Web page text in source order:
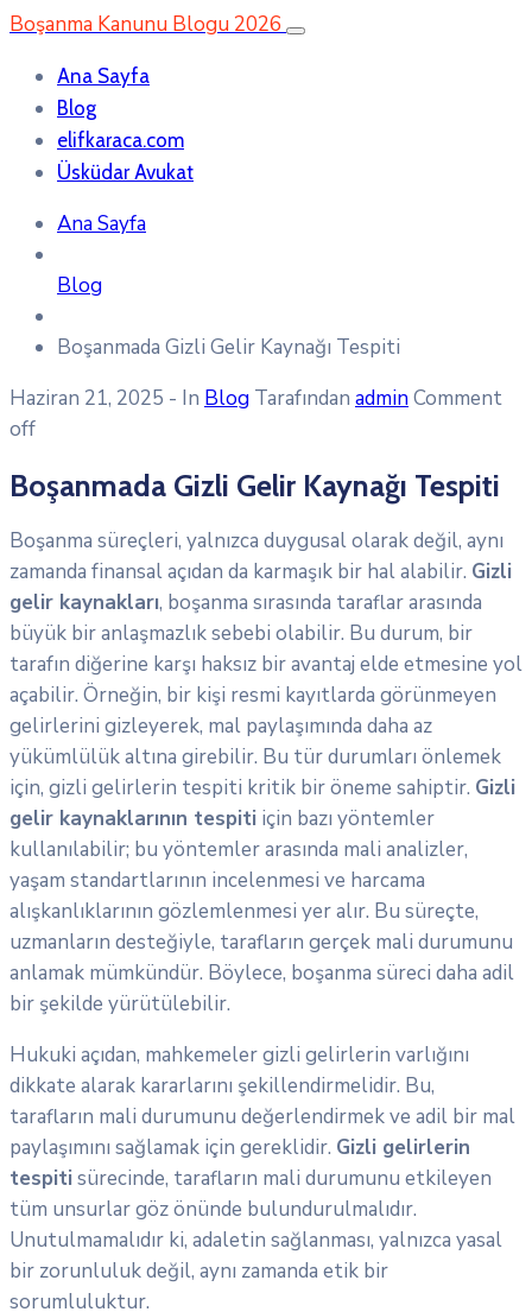
Boşanma Kanunu Blogu 2026
Ana Sayfa
Blog
elifkaraca.com
Üsküdar Avukat
Ana Sayfa
Blog
Boşanmada Gizli Gelir Kaynağı Tespiti
Haziran 21, 2025 - In Blog Tarafından adminComment
off
Boşanmada Gizli Gelir Kaynağı Tespiti
Boşanma süreçleri, yalnızca duygusal olarak değil, aynı
zamanda finansal açıdan da karmaşık bir hal alabilir. Gizli
gelir kaynakları, boşanma sırasında taraflar arasında
büyük bir anlaşmazlık sebebi olabilir. Bu durum, bir
tarafın diğerine karşı haksız bir avantaj elde etmesine yol
açabilir. Örneğin, bir kişi resmi kayıtlarda görünmeyen
gelirlerini gizleyerek, mal paylaşımında daha az
yükümlülük altına girebilir. Bu tür durumları önlemek
için, gizli gelirlerin tespiti kritik bir öneme sahiptir. Gizli
gelir kaynaklarının tespiti için bazı yöntemler
kullanılabilir; bu yöntemler arasında mali analizler,
yaşam standartlarının incelenmesi ve harcama
alışkanlıklarının gözlemlenmesi yer alır. Bu süreçte,
uzmanların desteğiyle, tarafların gerçek mali durumunu
anlamak mümkündür. Böylece, boşanma süreci daha adil
bir şekilde yürütülebilir.
Hukuki açıdan, mahkemeler gizli gelirlerin varlığını
dikkate alarak kararlarını şekillendirmelidir. Bu,
tarafların mali durumunu değerlendirmek ve adil bir mal
paylaşımını sağlamak için gereklidir. Gizli gelirlerin
tespiti sürecinde, tarafların mali durumunu etkileyen
tüm unsurlar göz önünde bulundurulmalıdır.
Unutulmamalıdır ki, adaletin sağlanması, yalnızca yasal
bir zorunluluk değil, aynı zamanda etik bir
sorumluluktur.